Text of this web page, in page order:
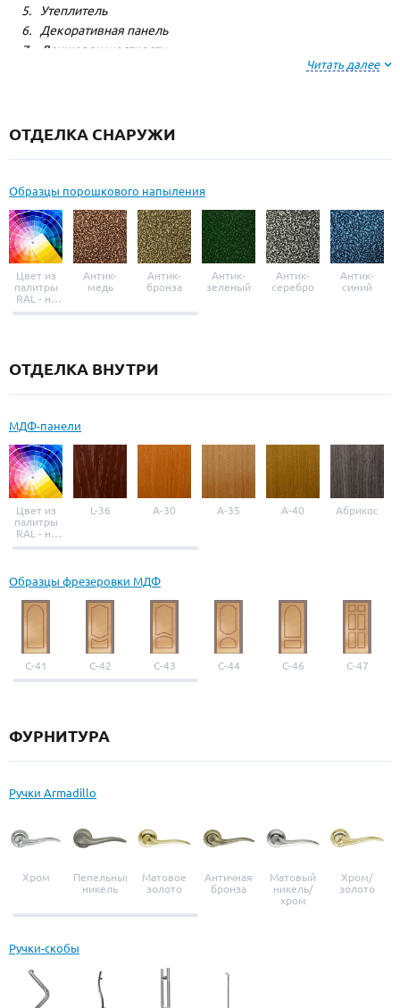
Утеплитель
Декоративная панель
Лонжерон жесткости
Читать далее
ОТДЕЛКА СНАРУЖИ
Образцы порошкового напыления
Цвет из
палитры
RAL - на
выбор
Антик-
медь
Антик-
бронза
Антик-
зеленый
Антик-
серебро
Антик-
синий
ОТДЕЛКА ВНУТРИ
МДФ-панели
Цвет из
палитры
RAL - на
выбор
L-36 A-30 A-35 A-40 Абрикос
Образцы фрезеровки МДФ
С-41 С-42 С-43 С-44 С-46 С-47
ФУРНИТУРА
Ручки Armadillo
Хром
Пепельный
никель
Матовое
золото
Античная
бронза
Матовый
никель/
хром
Хром/
золото
Ручки-скобы